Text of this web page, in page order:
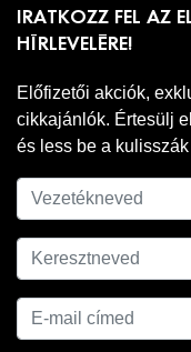
IRATKOZZ FEL AZ
HÍRLEVELÉRE!
Előfizetői akciók,
cikkajánlók. Értesülj
és less be a